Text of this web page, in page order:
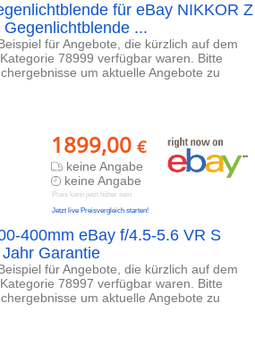
für eBay NIKKOR Z
...
für Angebote, die kürzlich auf dem
78999 verfügbar waren. Bitte
um aktuelle Angebote zu
1899,00 €
keine Angabe
keine Angabe
Preis kann jetzt höher sein
Jetzt live Preisvergleich starten!
400mm eBay f/4.5-5.6 VR S
Garantie
für Angebote, die kürzlich auf dem
78997 verfügbar waren. Bitte
um aktuelle Angebote zu